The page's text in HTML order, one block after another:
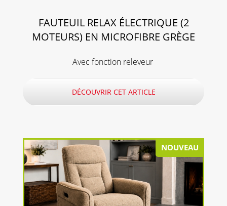
FAUTEUIL RELAX ÉLECTRIQUE (2
MOTEURS) EN MICROFIBRE GRÈGE
Avec fonction releveur
DÉCOUVRIR CET ARTICLE
NOUVEAU